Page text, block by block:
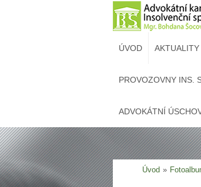
ÚVOD AKTUALITY
PROVOZOVNY INS.
ADVOKÁTNÍ
Úvod »